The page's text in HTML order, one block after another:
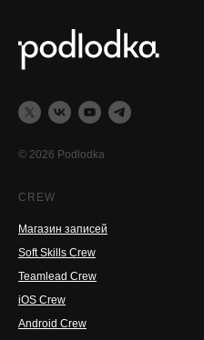
© 2026 Podlodka
CREW
Магазин записей
Soft Skills Crew
Teamlead Crew
iOS Crew
Android Crew